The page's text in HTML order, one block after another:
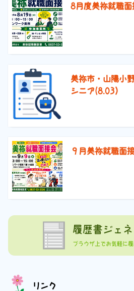
8月度美祢就職面
美祢市・山陽小
シニア(8.03）
９月美祢就職面
履歴書ジェ
ブラウザ上でお気軽に
リンク